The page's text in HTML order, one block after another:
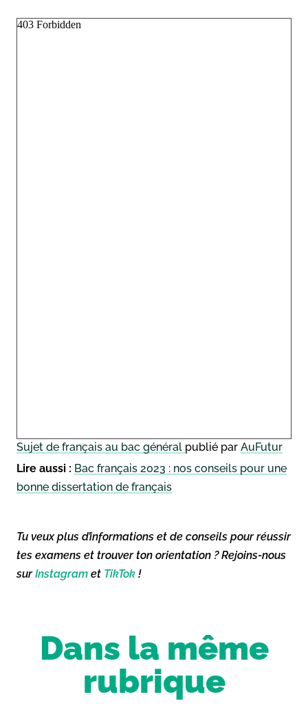
Sujet de français au bac général publié par AuFutur
Lire aussi : Bac français 2023 : nos conseils pour une
bonne dissertation de français
Tu veux plus d’informations et de conseils pour réussir
tes examens et trouver ton orientation ? Rejoins-nous
surInstagram et TikTok !
Dans la même
rubrique